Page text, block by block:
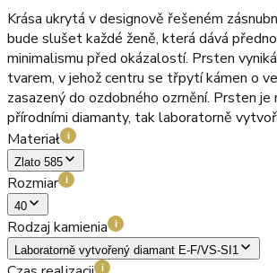
Krása ukrytá v designově řešeném
bude slušet každé ženě, která dává
minimalismu před okázalostí. Prsten
tvarem, v jehož centru se třpytí kámen o
zasazený do ozdobného ozrnění. Prsten je
přírodními diamanty, tak laboratorně
Materiał
i
Zlato 585
Rozmiar i
40
Rodzaj kamienia i
Laboratorně vytvořený diamant E-F/VS-SI1
i